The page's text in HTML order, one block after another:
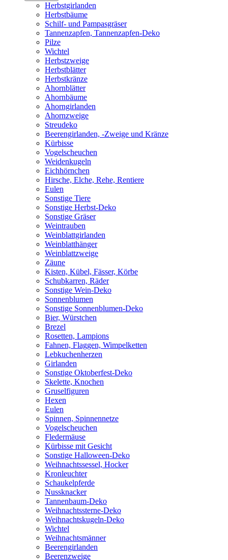
Herbstgirlanden
Herbstbäume
Schilf- und Pampasgräser
Tannenzapfen, Tannenzapfen-Deko
Pilze
Wichtel
Herbstzweige
Herbstblätter
Herbstkränze
Ahornblätter
Ahornbäume
Ahorngirlanden
Ahornzweige
Streudeko
Beerengirlanden, -Zweige und Kränze
Kürbisse
Vogelscheuchen
Weidenkugeln
Eichhörnchen
Hirsche, Elche, Rehe, Rentiere
Eulen
Sonstige Tiere
Sonstige Herbst-Deko
Sonstige Gräser
Weintrauben
Weinblattgirlanden
Weinblatthänger
Weinblattzweige
Zäune
Kisten, Kübel, Fässer, Körbe
Schubkarren, Räder
Sonstige Wein-Deko
Sonnenblumen
Sonstige Sonnenblumen-Deko
Bier, Würstchen
Brezel
Rosetten, Lampions
Fahnen, Flaggen, Wimpelketten
Lebkuchenherzen
Girlanden
Sonstige Oktoberfest-Deko
Skelette, Knochen
Gruselfiguren
Hexen
Eulen
Spinnen, Spinnennetze
Vogelscheuchen
Fledermäuse
Kürbisse mit Gesicht
Sonstige Halloween-Deko
Weihnachtssessel, Hocker
Kronleuchter
Schaukelpferde
Nussknacker
Tannenbaum-Deko
Weihnachtssterne-Deko
Weihnachtskugeln-Deko
Wichtel
Weihnachtsmänner
Beerengirlanden
Beerenzweige